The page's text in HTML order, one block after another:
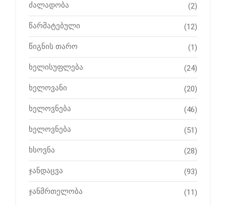
ძალადობა (2)
წარმატებული (12)
წიგნის თარო (1)
ხელისუფლება (24)
ხელოვანი (20)
ხელოვნება (46)
ხელოვნება (51)
ხსოვნა (28)
ჯანდაცვა (93)
ჯანმრთელობა (11)